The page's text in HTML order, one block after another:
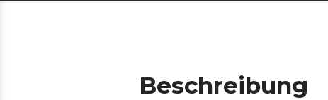
Beschreibung